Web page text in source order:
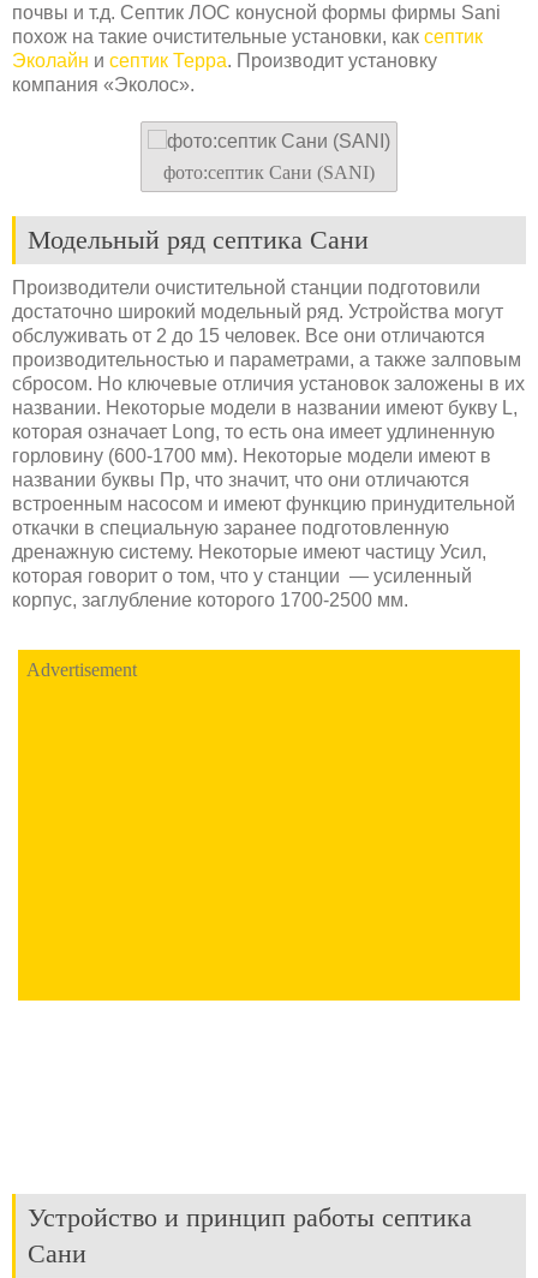
почвы и т.д. Септик ЛОС конусной формы фирмы Sani
похож на такие очистительные установки, как септик
Эколайн и септик Терра. Производит установку
компания «Эколос».
фото:cептик Сани (SANI)
Модельный ряд септика Сани
Производители очистительной станции подготовили
достаточно широкий модельный ряд. Устройства могут
обслуживать от 2 до 15 человек. Все они отличаются
производительностью и параметрами, а также залповым
сбросом. Но ключевые отличия установок заложены в их
названии. Некоторые модели в названии имеют букву L,
которая означает Long, то есть она имеет удлиненную
горловину (600-1700 мм). Некоторые модели имеют в
названии буквы Пр, что значит, что они отличаются
встроенным насосом и имеют функцию принудительной
откачки в специальную заранее подготовленную
дренажную систему. Некоторые имеют частицу Усил,
которая говорит о том, что у станции — усиленный
корпус, заглубление которого 1700-2500 мм.
Advertisement
Устройство и принцип работы септика
Сани